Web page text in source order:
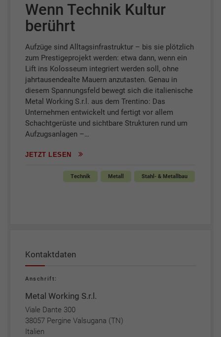
Wenn Technik Kultur
berührt
Aufzüge sind Alltagsinfrastruktur – bis sie plötzlich
zum Prestigeprojekt werden: etwa dann, wenn ein
Lift ins Kolosseum integriert werden soll, ohne
jahrtausendealte Mauern anzutasten. Genau in
diesem Spannungsfeld bewegt sich die italienische
Metal Working S.r.l. aus dem Trentino: Das
Unternehmen entwickelt und fertigt vor allem
Schachtgerüste und sichtbare Strukturen rund um
Aufzugsanlagen –…
JETZT LESEN
Technik Metall Stahl- & Metallbau
Kontaktdaten
Anschrift:
Metal Working S.r.l.
Viale Dante 300
38057 Pergine Valsugana (TN)
Italien